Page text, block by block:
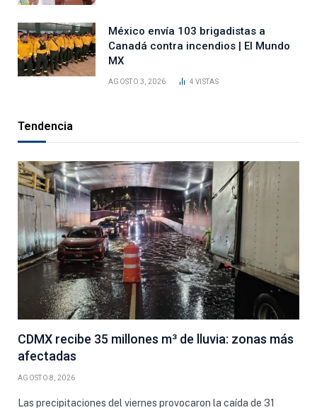
México envía 103 brigadistas a
Canadá contra incendios | El Mundo
MX
AGOSTO 3, 2026 4VISTAS
Tendencia
CDMX recibe 35 millones m³ de lluvia: zonas más
afectadas
AGOSTO 8, 2026
Las precipitaciones del viernes provocaron la caída de 31